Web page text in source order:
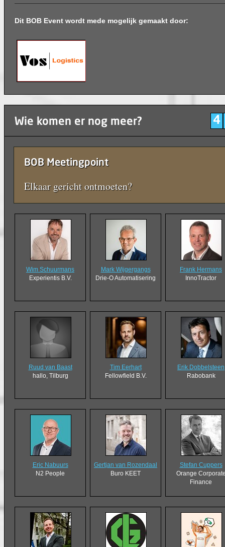
Dit BOB Event wordt mede mogelijk gemaakt door:
Wie komen er nog meer? 4
BOB Meetingpoint
Elkaar gericht ontmoeten?
Wim Schuurmans
Experientis B.V.
Mark Wijgergangs
Drie-O Automatisering
Frank Hermans
InnoTractor
Ruud van Baast
hallo, Tilburg
Tim Eerhart
Fellowfield B.V.
Erik Dobbelsteen
Rabobank
Eric Nabuurs
N2 People
Gertjan van Rozendaal
Buro KEET
Stefan Cuppers
Orange
Finance